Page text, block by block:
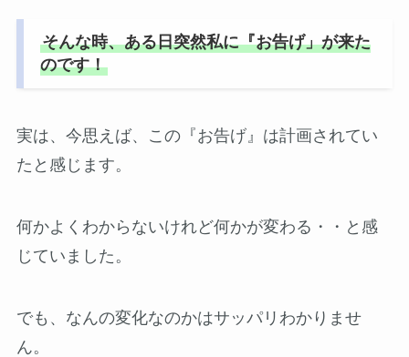
そんな時、ある日突然私に『お告げ」が来た
のです！
実は、今思えば、この『お告げ』は計画されてい
たと感じます。
何かよくわからないけれど何かが変わる・・と感
じていました。
でも、なんの変化なのかはサッパリわかりませ
ん。